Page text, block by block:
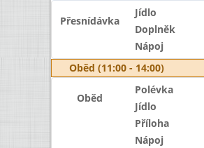
Přesnídávka
Jídlo
Doplněk
Nápoj
Oběd (11:00 - 14:00)
Oběd
Polévka
Jídlo
Příloha
Nápoj